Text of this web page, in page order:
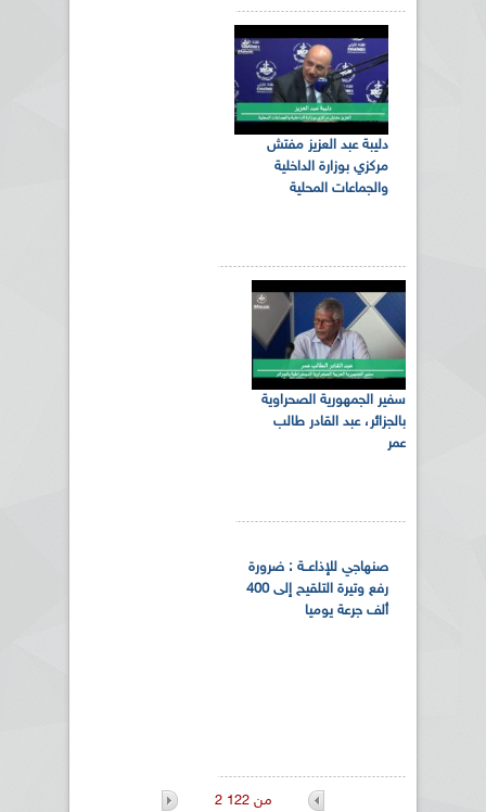
دليبة عبد العزيز مفتش
مركزي بوزارة الداخلية
والجماعات المحلية
سفير الجمهورية الصحراوية
بالجزائر، عبد القادر طالب
عمر
صنهاجي للإذاعــة : ضرورة
رفع وتيرة التلقيح إلى 400
ألف جرعة يوميا
2 من 122